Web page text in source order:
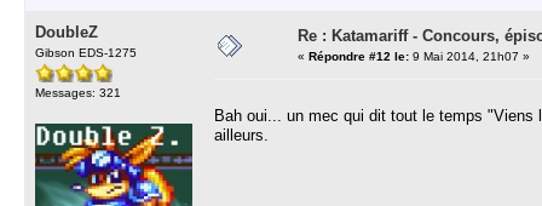
DoubleZ
Gibson EDS-1275
Messages: 321
Re : Katamariff - Concours,
« Répondre #12 le: 9 Mai 2014, 21h07 »
Bah oui... un mec qui dit tout le temps
ailleurs.